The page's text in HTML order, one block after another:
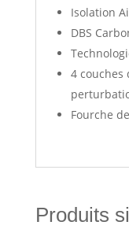
Isolation
DBS
4 couches
Fourche
Produits